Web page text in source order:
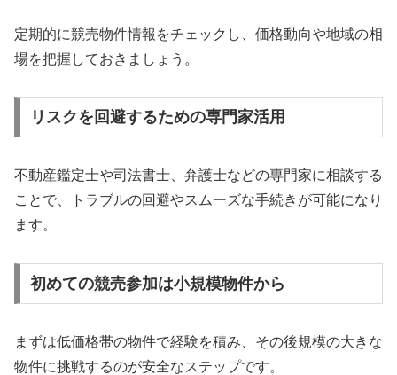
定期的に競売物件情報をチェックし、価格動向や地域の相
場を把握しておきましょう。
リスクを回避するための専門家活用
不動産鑑定士や司法書士、弁護士などの専門家に相談する
ことで、トラブルの回避やスムーズな手続きが可能になり
ます。
初めての競売参加は小規模物件から
まずは低価格帯の物件で経験を積み、その後規模の大きな
物件に挑戦するのが安全なステップです。